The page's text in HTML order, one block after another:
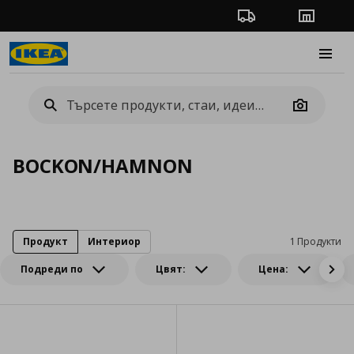
Проследяване на
Camera
BOCKON/HAMNON
Подреди по Цвят: Цена:
1 Продукти
Продукт Интериор